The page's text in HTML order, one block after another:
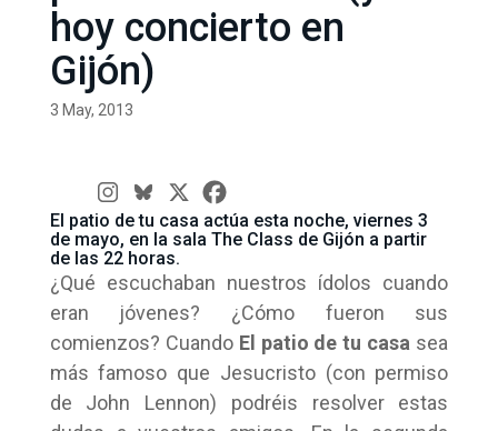
hoy concierto en
Gijón)
3 May, 2013
El patio de tu casa actúa esta noche, viernes 3
de mayo, en la sala The Class de Gijón a partir
de las 22 horas.
¿Qué escuchaban nuestros ídolos cuando
eran jóvenes? ¿Cómo fueron sus
comienzos? Cuando El patio de tu casa sea
más famoso que Jesucristo (con permiso
de John Lennon) podréis resolver estas